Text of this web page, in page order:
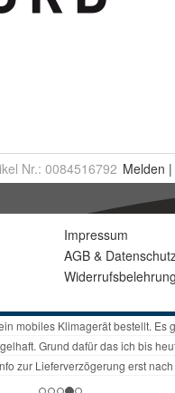
Nr.: 0084516792 Melden |
Impressum
AGB &
Widerrufsbelehrung